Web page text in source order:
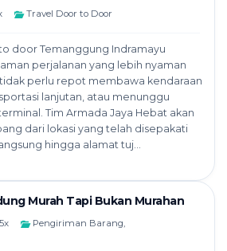
Travel Door to Door
door Temanggung Indramayu
perjalanan yang lebih nyaman
perlu repot membawa kendaraan
lanjutan, atau menunggu
Tim Armada Jaya Hebat akan
dari lokasi yang telah disepakati
hingga alamat tuj...
Murah Tapi Bukan Murahan
Pengiriman Barang,